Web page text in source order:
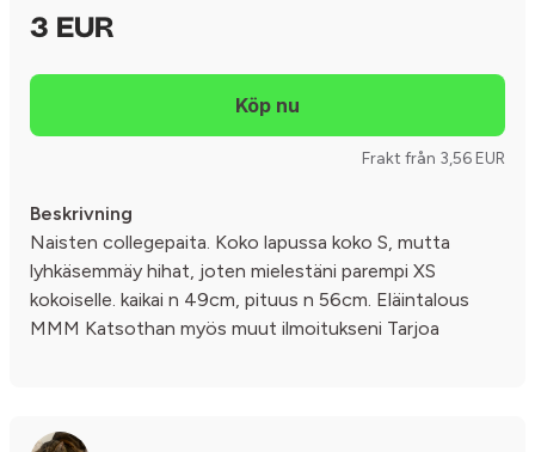
3 EUR
Frakt från 3,56 EUR
Beskrivning
Naisten collegepaita. Koko lapussa koko S, mutta
lyhkäsemmäy hihat, joten mielestäni parempi XS
kokoiselle. kaikai n 49cm, pituus n 56cm. Eläintalous
MMM Katsothan myös muut ilmoitukseni Tarjoa